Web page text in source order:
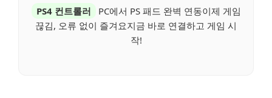
PS4 컨트롤러
PC에서 PS 패드 완벽 연동이제 게임
끊김, 오류 없이 즐겨요지금 바로 연결하고 게임 시
작!